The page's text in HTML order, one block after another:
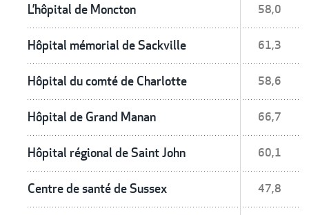
L’hôpital de Moncton 58,0
Hôpital mémorial de Sackville 61,3
Hôpital du comté de Charlotte 58,6
Hôpital de Grand Manan 66,7
Hôpital régional de Saint John 60,1
Centre de santé de Sussex 47,8